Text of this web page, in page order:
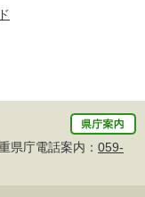
庁電話案内： 059-